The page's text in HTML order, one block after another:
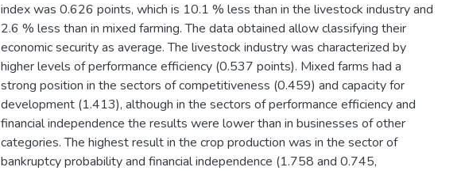
index was 0.626 points, which is 10.1 % less than in the livestock industry and
2.6 % less than in mixed farming. The data obtained allow classifying their
economic security as average. The livestock industry was characterized by
higher levels of performance efficiency (0.537 points). Mixed farms had a
strong position in the sectors of competitiveness (0.459) and capacity for
development (1.413), although in the sectors of performance efficiency and
financial independence the results were lower than in businesses of other
categories. The highest result in the crop production was in the sector of
bankruptcy probability and financial independence (1.758 and 0.745,